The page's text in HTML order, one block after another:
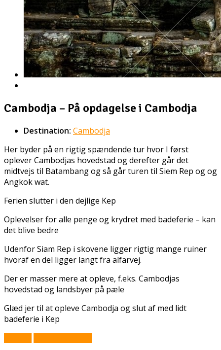
Cambodja – På opdagelse i Cambodja
Destination: Cambodja
Her byder på en rigtig spændende tur hvor I først
oplever Cambodjas hovedstad og derefter går det
midtvejs til Batambang og så går turen til Siem Rep og og
Angkok wat.
Ferien slutter i den dejlige Kep
Oplevelser for alle penge og krydret med badeferie – kan
det blive bedre
Udenfor Siam Rep i skovene ligger rigtig mange ruiner
hvoraf en del ligger langt fra alfarvej.
Der er masser mere at opleve, f.eks. Cambodjas
hovedstad og landsbyer på pæle
Glæd jer til at opleve Cambodja og slut af med lidt
badeferie i Kep